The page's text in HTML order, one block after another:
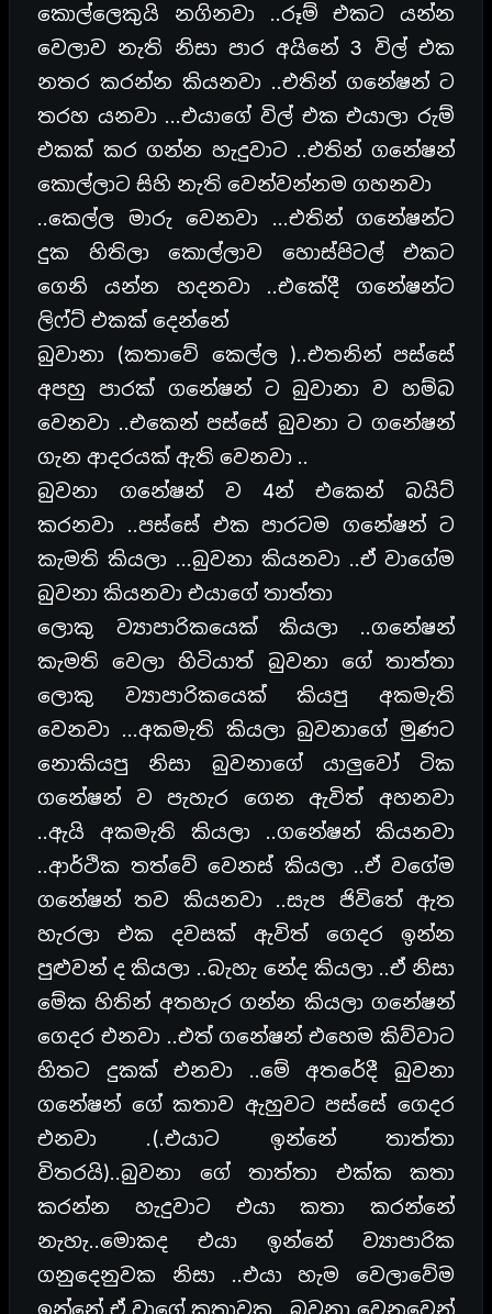
කොල්ලෙකුයි නගිනවා ..රූම් එකට යන්න
වෙලාව නැති නිසා පාර අයිනේ 3 විල් එක
නතර කරන්න කියනවා ..එතින් ගනේෂන් ට
තරහ යනවා …එයාගේ විල් එක එයාලා රුම්
එකක් කර ගන්න හැදුවාට ..එතින් ගනේෂන්
කොල්ලාට සිහි නැති වෙන්වන්නම ගහනවා
..කෙල්ල මාරු වෙනවා …එතින් ගනේෂන්ට
දුක හිතිලා කොල්ලාව හොස්පිටල් එකට
ගෙනි යන්න හදනවා ..එකේදී ගනේෂන්ට
ලිෆ්ට් එකක් දෙන්නේ
බුවානා (කතාවේ කෙල්ල )..එතනින් පස්සේ
අපහු පාරක් ගනේෂන් ට බුවානා ව හම්බ
වෙනවා ..එකෙන් පස්සේ බුවනා ට ගනේෂන්
ගැන ආදරයක් ඇති වෙනවා ..
බුවනා ගනේෂන් ව 4න් එකෙන් බයිට්
කරනවා ..පස්සේ එක පාරටම ගනේෂන් ට
කැමති කියලා …බුවනා කියනවා ..ඒ වාගේම
බුවනා කියනවා එයාගේ තාත්තා
ලොකු ව්‍යාපාරිකයෙක් කියලා ..ගනේෂන්
කැමති වෙලා හිටියාත් බුවනා ගේ තාත්තා
ලොකු ව්‍යාපාරිකයෙක් කියපු අකමැති
වෙනවා …අකමැති කියලා බුවනාගේ මුණට
නොකියපු නිසා බුවනාගේ යාලුවෝ ටික
ගනේෂන් ව පැහැර ගෙන ඇවිත් අහනවා
..ඇයි අකමැති කියලා ..ගනේෂන් කියනවා
..ආර්ථික තත්වේ වෙනස් කියලා ..ඒ වගේම
ගනේෂන් තව කියනවා ..සැප ජිවිතේ ඇත
හැරලා එක දවසක් ඇවිත් ගෙදර ඉන්න
පුළුවන් ද කියලා ..බැහැ නේද කියලා ..ඒ නිසා
මේක හිතින් අතහැර ගන්න කියලා ගනේෂන්
ගෙදර එනවා ..එත් ගනේෂන් එහෙම කිව්වාට
හිතට දුකක් එනවා ..මේ අතරේදී බුවනා
ගනේෂන් ගේ කතාව ඇහුවට පස්සේ ගෙදර
එනවා .(.එයාට ඉන්නේ තාත්තා
විතරයි)..බුවනා ගේ තාත්තා එක්ක කතා
කරන්න හැදුවාට එයා කතා කරන්නේ
නැහැ..මොකද එයා ඉන්නේ ව්‍යාපාරික
ගනුදෙනුවක නිසා ..එයා හැම වෙලාවේම
ඉන්නේ ඒ වාගේ කතාවක ..බුවනා වෙනුවෙන්